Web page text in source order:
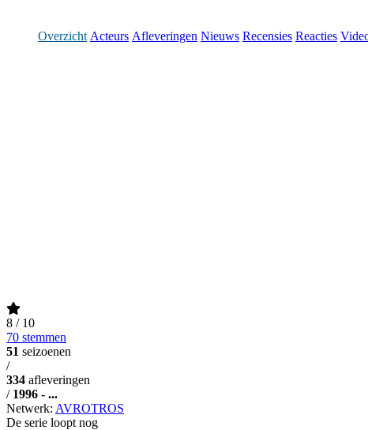
Overzicht Acteurs Afleveringen Nieuws Recensies Reacties
8 / 10
70 stemmen
51 seizoenen
/
334 afleveringen
/ 1996 - ...
Netwerk: AVROTROS
De serie loopt nog